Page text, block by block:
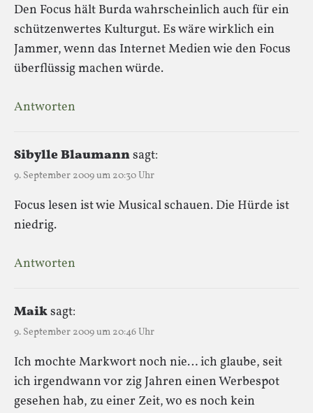
Den Focus hält Burda wahrscheinlich auch für ein
schützenwertes Kulturgut. Es wäre wirklich ein
Jammer, wenn das Internet Medien wie den Focus
überflüssig machen würde.
Antworten
Sibylle Blaumannsagt:
9. September 2009 um 20:30 Uhr
Focus lesen ist wie Musical schauen. Die Hürde ist
niedrig.
Antworten
Maiksagt:
9. September 2009 um 20:46 Uhr
Ich mochte Markwort noch nie… ich glaube, seit
ich irgendwann vor zig Jahren einen Werbespot
gesehen hab, zu einer Zeit, wo es noch kein